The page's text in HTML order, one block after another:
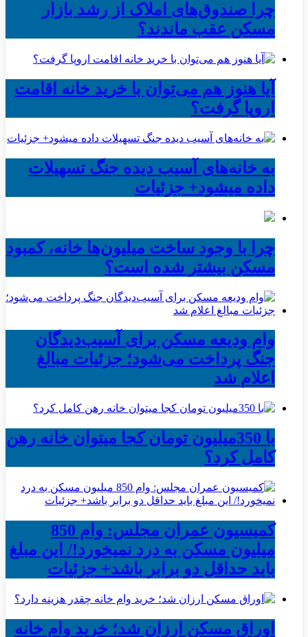
چرا صندوق‌های املاک از رشد بازار
مسکن عقب ماندند؟
آیا هنوز هم می‌توان با خرید خانه اقامت
اروپا گرفت؟
به خانه‌های آسیب دیده جنگ تسهیلات
داده میشود+ جزئیات
چرا با وجود ساخت میلیون‌ها خانه، کمبود
مسکن بیشتر شده است؟
وام ودیعه مسکن برای آسیب‌دیدگان
جنگ پرداخت می‌شود؛ جزئیات مبالغ
اعلام شد
با 350میلیون تومان کجا میتوان خانه رهن
کامل کرد؟
کمیسیون عمران مجلس: وام 850
میلیون مسکن به درد نمیخورد!/ این مبلغ
باید حداقل دو برابر باشد+ جزئیات
اوراق مسکن ارزان شد؛ خرید وام خانه